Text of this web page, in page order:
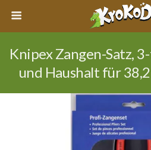
Knipex Zangen-Satz,
und Haushalt für